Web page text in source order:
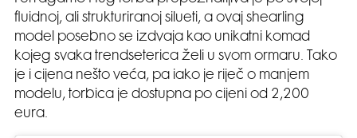
fluidnoj, ali strukturiranoj silueti, a ovaj shearling
model posebno se izdvaja kao unikatni komad
kojeg svaka trendseterica želi u svom ormaru. Tako
je i cijena nešto veća, pa iako je riječ o manjem
modelu, torbica je dostupna po cijeni od 2,200
eura.